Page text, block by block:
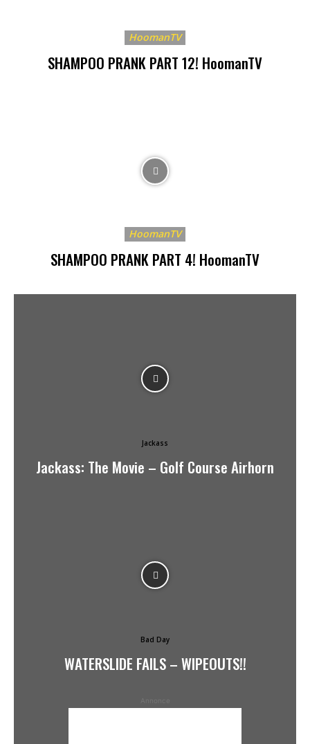
HoomanTV
SHAMPOO PRANK PART 12! HoomanTV
HoomanTV
SHAMPOO PRANK PART 4! HoomanTV
Jackass
Jackass: The Movie – Golf Course Airhorn
Bad Day
WATERSLIDE FAILS – WIPEOUTS!!